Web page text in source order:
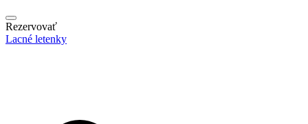
Rezervovať
Lacné letenky